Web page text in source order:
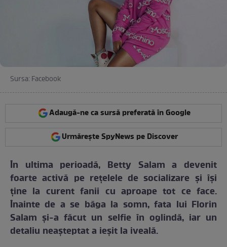
Sursa: Facebook
Adaugă-ne ca sursă preferată în Google
Urmărește SpyNews pe Discover
În ultima perioadă, Betty Salam a devenit
foarte activă pe rețelele de socializare și își
ține la curent fanii cu aproape tot ce face.
Înainte de a se băga la somn, fata lui Florin
Salam și-a făcut un selfie în oglindă, iar un
detaliu neașteptat a ieșit la iveală.